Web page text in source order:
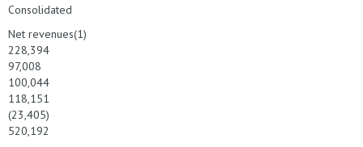
Consolidated
Net revenues(1)
228,394
97,008
100,044
118,151
(23,405)
520,192